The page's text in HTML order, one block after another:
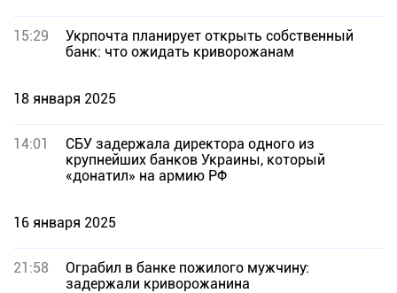
15:29
Укрпочта планирует открыть собственный
банк: что ожидать криворожанам
18 января 2025
14:01
СБУ задержала директора одного из
крупнейших банков Украины, который
«донатил» на армию РФ
16 января 2025
21:58
Ограбил в банке пожилого мужчину:
задержали криворожанина